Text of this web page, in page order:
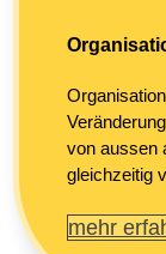
von aussen
gleichzeitig
mehr